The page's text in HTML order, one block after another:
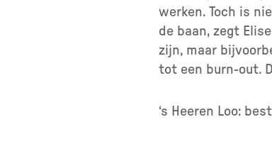
werken. Toch is
de baan, zegt
zijn, maar
tot een burn-out.
‘s Heeren Loo: